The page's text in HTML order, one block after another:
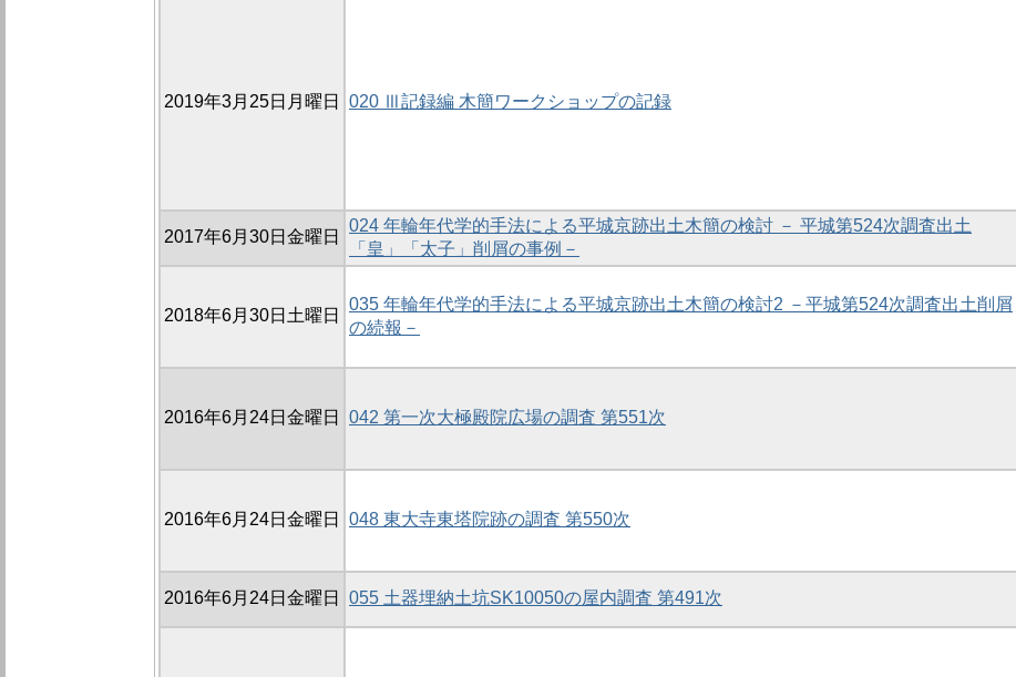
2019年3月25日月曜日 020 Ⅲ記録編 木簡ワークショップの記録
2017年6月30日金曜日
024 年輪年代学的手法による平城京跡出土木簡の検討 － 平城第524次調査出土
「皇」「太子」削屑の事例－
2018年6月30日土曜日
035 年輪年代学的手法による平城京跡出土木簡の検討2 －平城第524次調査出土削屑
の続報－
2016年6月24日金曜日 042 第一次大極殿院広場の調査 第551次
2016年6月24日金曜日 048 東大寺東塔院跡の調査 第550次
2016年6月24日金曜日 055 土器埋納土坑SK10050の屋内調査 第491次